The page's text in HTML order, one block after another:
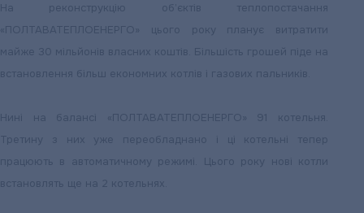
На реконструкцію об’єктів теплопостачання
«ПОЛТАВАТЕПЛОЕНЕРГО» цього року планує витратити
майже 30 мільйонів власних коштів. Більшість грошей піде на
встановлення більш економних котлів і газових пальників.
Нині на балансі «ПОЛТАВАТЕПЛОЕНЕРГО» 91 котельня.
Третину з них уже переобладнано і ці котельні тепер
працюють в автоматичному режимі. Цього року нові котли
встановлять ще на 2 котельнях.